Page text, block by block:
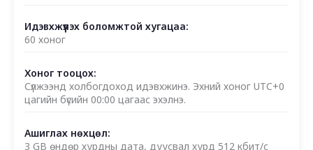
Идэвхжүүлэх боломжтой хугацаа:
60 хоног
Хоног тооцох:
Сүлжээнд холбогдоход идэвхжинэ. Эхний хоног UTC+0
цагийн бүсийн 00:00 цагаас эхэлнэ.
Ашиглах нөхцөл:
3 GB өндөр хурдны дата, дуусвал хурд 512 кбит/с